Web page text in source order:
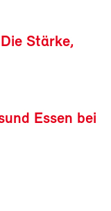
Stärke,
Essen bei